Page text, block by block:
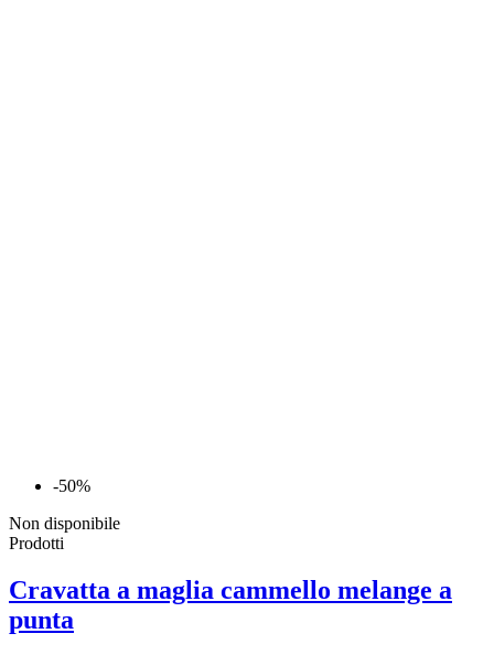
-50%
Non disponibile
Prodotti
Cravatta a maglia cammello melange a
punta